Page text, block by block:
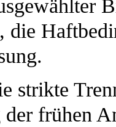
die
strikte
frühen